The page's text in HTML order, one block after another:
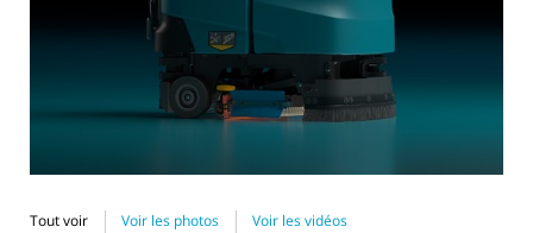
Tout voir Voir les photos Voir les vidéos